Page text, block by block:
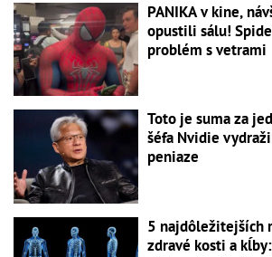
PANIKA v kine,
opustili sálu!
problém s vetrami
Toto je suma za
šéfa Nvidie
peniaze
5 najdôležitejších
zdravé kosti a